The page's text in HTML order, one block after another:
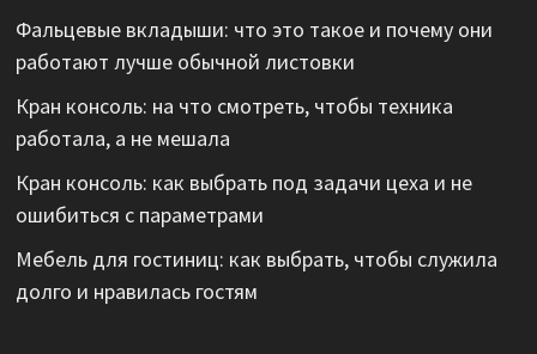
Фальцевые вкладыши: что это такое и почему они
работают лучше обычной листовки
Кран консоль: на что смотреть, чтобы техника
работала, а не мешала
Кран консоль: как выбрать под задачи цеха и не
ошибиться с параметрами
Мебель для гостиниц: как выбрать, чтобы служила
долго и нравилась гостям